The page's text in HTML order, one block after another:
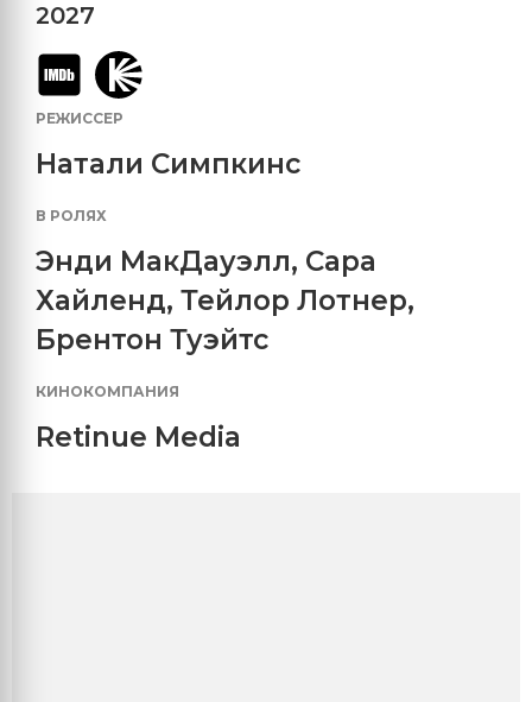
2027
РЕЖИССЕР
Натали Симпкинс
В РОЛЯХ
Энди МакДауэлл, Сара
Хайленд, Тейлор Лотнер,
Брентон Туэйтс
КИНОКОМПАНИЯ
Retinue Media